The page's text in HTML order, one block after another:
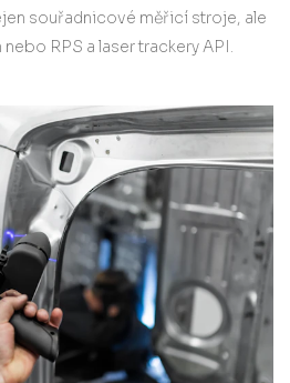
souřadnicové měřicí stroje, ale
RPS a laser trackery API.